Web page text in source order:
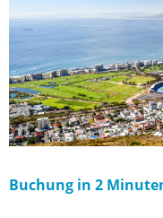
Buchung in 2